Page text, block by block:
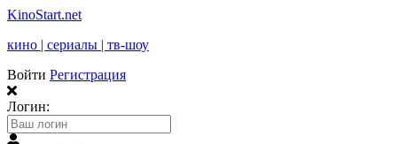
KinoStart.net
кино | сериалы | тв-шоу
Войти Регистрация
Логин: